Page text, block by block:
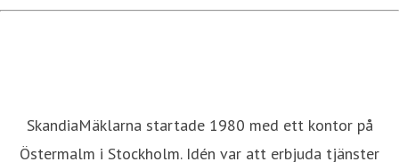
SkandiaMäklarna startade 1980 med ett kontor på
Östermalm i Stockholm. Idén var att erbjuda tjänster